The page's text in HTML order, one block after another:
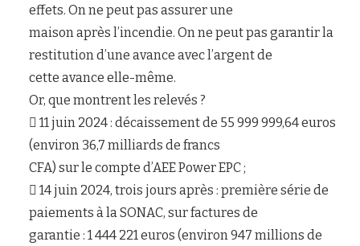
effets. On ne peut pas assurer une
maison après l’incendie. On ne peut pas garantir la
restitution d’une avance avec l’argent de
cette avance elle-même.
Or, que montrent les relevés ?
 11 juin 2024 : décaissement de 55 999 999,64 euros
(environ 36,7 milliards de francs
CFA) sur le compte d’AEE Power EPC ;
 14 juin 2024, trois jours après : première série de
paiements à la SONAC, sur factures de
garantie : 1 444 221 euros (environ 947 millions de